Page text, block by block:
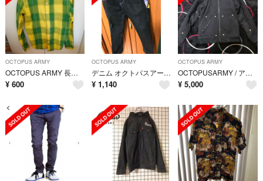
OCTOPUS ARMY
OCTOPUS ARMY 長袖シャツ(Mサイズ)
¥ 600
OCTOPUS ARMY
デニム オクトパスアーミー
¥ 1,140
OCTOPUS ARMY
OCTOPUSARMY / アウター
¥ 5,000